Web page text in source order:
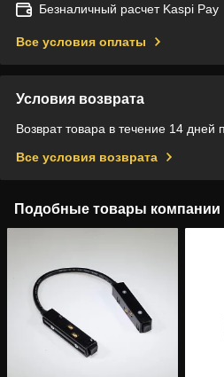
Безналичный расчет Kaspi Pay
Все условия оплаты
Условия возврата
Возврат товара в течение 14 дней
Все условия возврата
Подобные товары компании